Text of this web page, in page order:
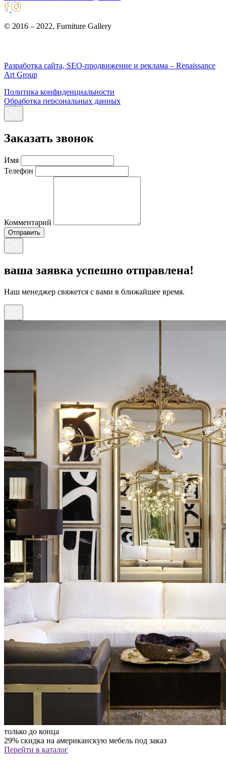
© 2016 – 2022, Furniture Gallery
Разработка сайта, SEO-продвижение и реклама – Renaissance
Art Group
Политика конфиденциальности
Обработка персональных данных
Заказать звонок
Имя
Телефон
Комментарий
ваша заявка успешно отправлена!
Наш менеджер свяжется с вами в ближайшее время.
только до конца
29% скидка на американскую мебель под заказ
Перейти в каталог